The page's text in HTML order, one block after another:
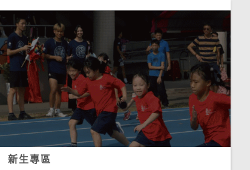
新生專區